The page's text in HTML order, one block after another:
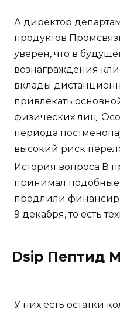
А директор
продуктов
уверен, что в
вознаграждения
вклады
привлекать
физических лиц.
периода
высокий риск
История вопроса В
принимал
продлили
9 декабря, то есть
Dsip Пептид
У них есть остатки